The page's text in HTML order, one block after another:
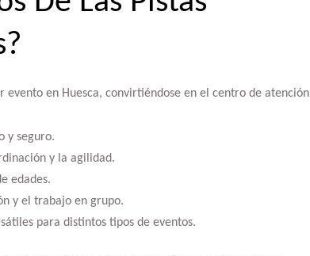
en Huesca, convirtiéndose en el centro de atención
y seguro.
y la agilidad.
edades.
y el trabajo en grupo.
para distintos tipos de eventos.